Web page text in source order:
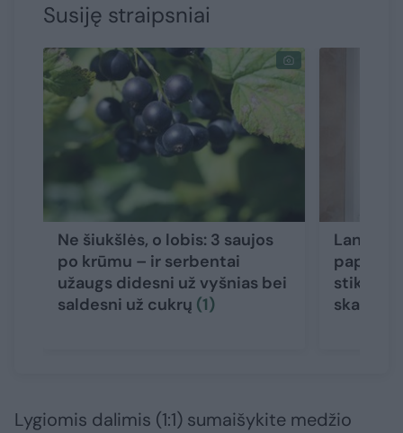
Susiję straipsniai
Ne šiukšlės, o lobis: 3 saujos
po krūmu – ir serbentai
užaugs didesni už vyšnias bei
saldesni už cukrų (1)
Langai
stiklas
skaidrus
Lygiomis dalimis (1:1) sumaišykite medžio